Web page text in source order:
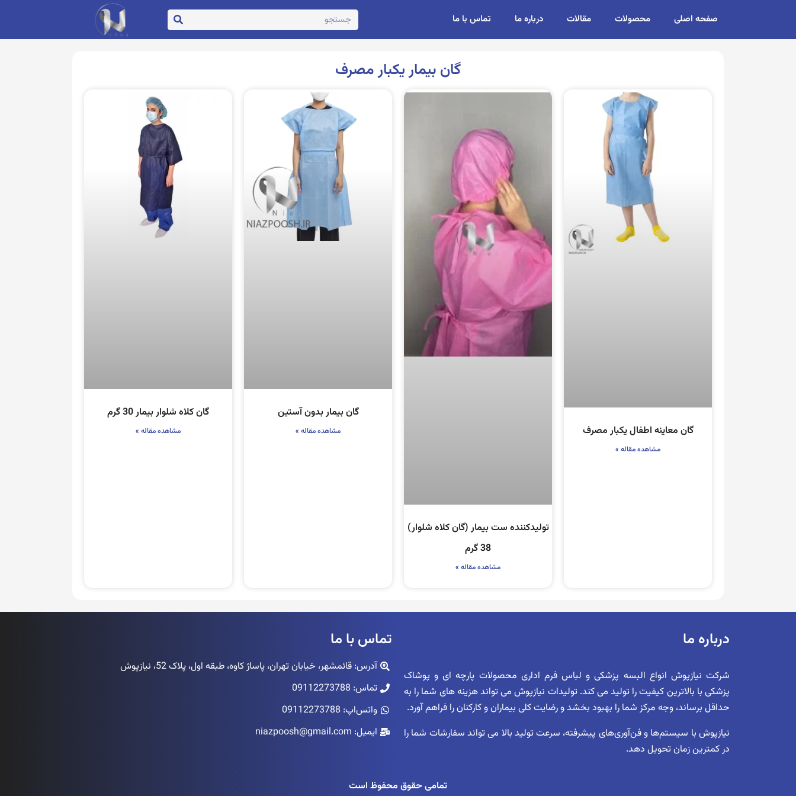
صفحه اصلی محصولات مقالات درباره ما تماس با ما
گان بیمار یکبار مصرف
گان معاینه اطفال یکبار مصرف
مشاهده مقاله »
تولیدکننده ست بیمار (گان کلاه شلوار)
38 گرم
مشاهده مقاله »
گان بیمار بدون آستین
مشاهده مقاله »
گان کلاه شلوار بیمار 30 گرم
مشاهده مقاله »
درباره ما
شرکت نیازپوش انواع البسه پزشکی و لباس فرم اداری محصولات پارچه ای و پوشاک
پزشکی با بالاترین کیفیت را تولید می کند. تولیدات نیازپوش می تواند هزینه های شما را به
حداقل برساند، وجه مرکز شما را بهبود بخشد و رضایت کلی بیماران و کارکنان را فراهم آورد.
نیازپوش با سیستم‌ها و فن‌آوری‌های پیشرفته، سرعت تولید بالا می تواند سفارشات شما را
در کمترین زمان تحویل دهد.
تماس با ما
آدرس: قائمشهر، خیابان تهران، پاساژ کاوه، طبقه اول، پلاک 52، نیازپوش
تماس: 09112273788
واتس‌اپ: 09112273788
ایمیل: niazpoosh@gmail.com
تمامی حقوق محفوظ است